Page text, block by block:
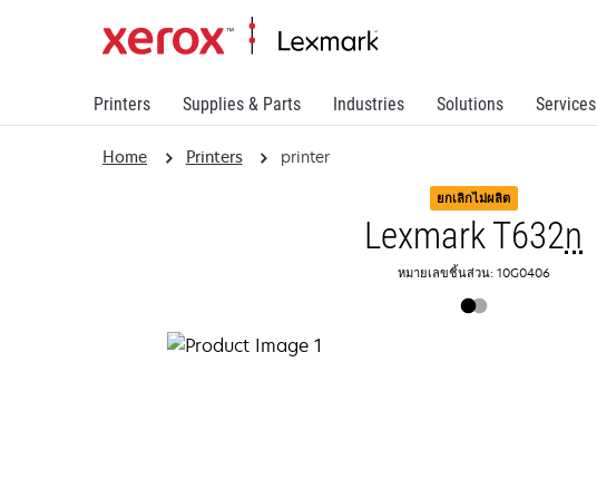
Printers Supplies & Parts Industries Solutions Services
Home Printers printer
ยกเลิกไม่ผลิต
Lexmark T632n
หมายเลขชิ้นส่วน: 10G0406